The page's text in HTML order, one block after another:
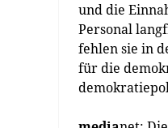
und die
Personal
fehlen sie in
für die